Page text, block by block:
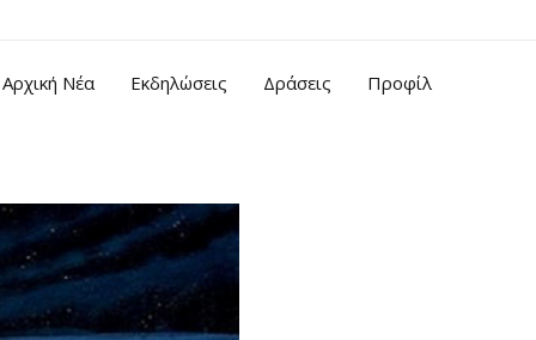
Αρχική Νέα Εκδηλώσεις Δράσεις Προφίλ